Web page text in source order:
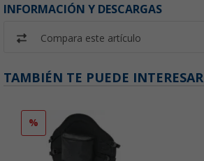
INFORMACIÓN Y DESCARGAS
Compara este artículo
TAMBIÉN TE PUEDE INTERESAR
%